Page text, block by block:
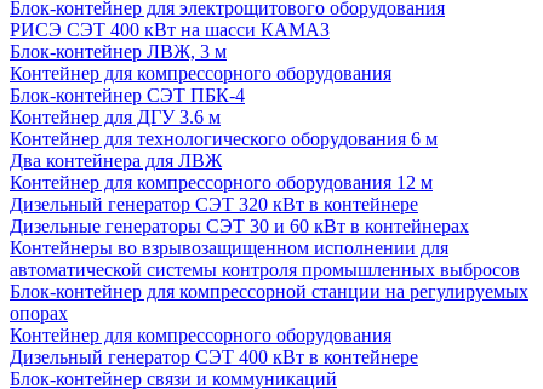
Блок-контейнер для электрощитового оборудования
РИСЭ СЭТ 400 кВт на шасси КАМАЗ
Блок-контейнер ЛВЖ, 3 м
Контейнер для компрессорного оборудования
Блок-контейнер СЭТ ПБК-4
Контейнер для ДГУ 3.6 м
Контейнер для технологического оборудования 6 м
Два контейнера для ЛВЖ
Контейнер для компрессорного оборудования 12 м
Дизельный генератор СЭТ 320 кВт в контейнере
Дизельные генераторы СЭТ 30 и 60 кВт в контейнерах
Контейнеры во взрывозащищенном исполнении для
автоматической системы контроля промышленных выбросов
Блок-контейнер для компрессорной станции на регулируемых
опорах
Контейнер для компрессорного оборудования
Дизельный генератор СЭТ 400 кВт в контейнере
Блок-контейнер связи и коммуникаций